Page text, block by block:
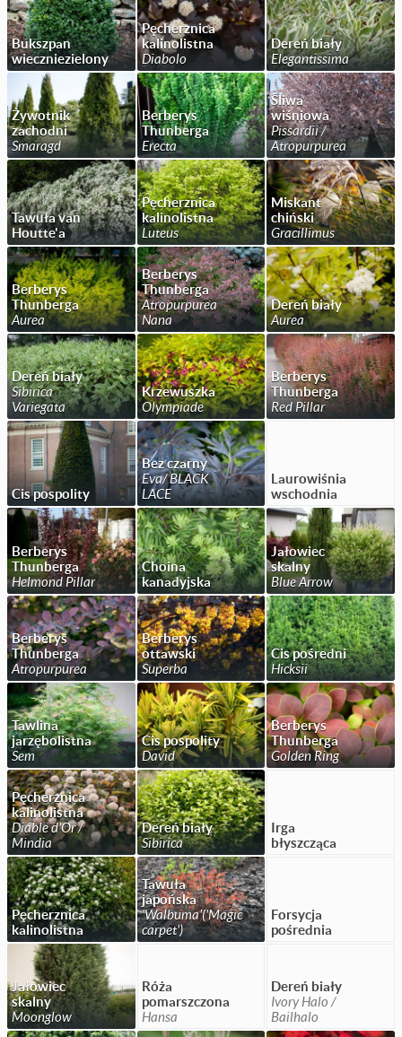
Bukszpan
wieczniezielony
Pęcherznica
kalinolistna
Diabolo
Dereń biały
Elegantissima
Żywotnik
zachodni
Smaragd
Berberys
Thunberga
Erecta
Śliwa
wiśniowa
Pissardii /
Atropurpurea
Tawuła van
Houtte'a
Pęcherznica
kalinolistna
Luteus
Miskant
chiński
Gracillimus
Berberys
Thunberga
Aurea
Berberys
Thunberga
Atropurpurea
Nana
Dereń biały
Aurea
Dereń biały
Sibirica
Variegata
Krzewuszka
Olympiade
Berberys
Thunberga
Red Pillar
Cis pospolity
Bez czarny
Eva/ BLACK
LACE
Laurowiśnia
wschodnia
Berberys
Thunberga
Helmond Pillar
Choina
kanadyjska
Jałowiec
skalny
Blue Arrow
Berberys
Thunberga
Atropurpurea
Berberys
ottawski
Superba
Cis pośredni
Hicksii
Tawlina
jarzębolistna
Sem
Cis pospolity
David
Berberys
Thunberga
Golden Ring
Pęcherznica
kalinolistna
Diable d'Or /
Mindia
Dereń biały
Sibirica
Irga
błyszcząca
Pęcherznica
kalinolistna
Tawuła
japońska
'Walbuma'('Magic
carpet')
Forsycja
pośrednia
Jałowiec
skalny
Moonglow
Róża
pomarszczona
Hansa
Dereń biały
Ivory Halo /
Bailhalo